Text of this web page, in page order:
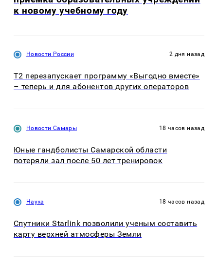
к новому учебному году
Новости России 2 дня назад
Т2 перезапускает программу «Выгодно вместе»
– теперь и для абонентов других операторов
Новости Самары 18 часов назад
Юные гандболисты Самарской области
потеряли зал после 50 лет тренировок
Наука 18 часов назад
Спутники Starlink позволили ученым составить
карту верхней атмосферы Земли